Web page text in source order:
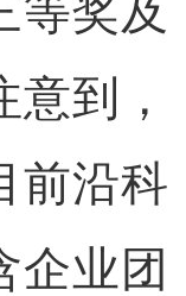
等奖及
到，
前沿科
企业团